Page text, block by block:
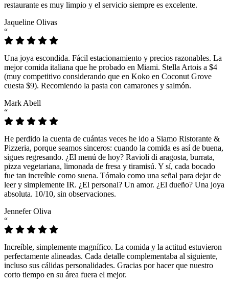
restaurante es muy limpio y el servicio siempre es excelente.
Jaqueline Olivas
“
Una joya escondida. Fácil estacionamiento y precios razonables. La
mejor comida italiana que he probado en Miami. Stella Artois a $4
(muy competitivo considerando que en Koko en Coconut Grove
cuesta $9). Recomiendo la pasta con camarones y salmón.
Mark Abell
“
He perdido la cuenta de cuántas veces he ido a Siamo Ristorante &
Pizzeria, porque seamos sinceros: cuando la comida es así de buena,
sigues regresando. ¿El menú de hoy? Ravioli di aragosta, burrata,
pizza vegetariana, limonada de fresa y tiramisú. Y sí, cada bocado
fue tan increíble como suena. Tómalo como una señal para dejar de
leer y simplemente IR. ¿El personal? Un amor. ¿El dueño? Una joya
absoluta. 10/10, sin observaciones.
Jennefer Oliva
“
Increíble, simplemente magnífico. La comida y la actitud estuvieron
perfectamente alineadas. Cada detalle complementaba al siguiente,
incluso sus cálidas personalidades. Gracias por hacer que nuestro
corto tiempo en su área fuera el mejor.